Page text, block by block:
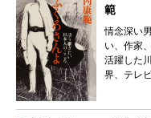
範
情念深い
い、作家
活躍した
界、テレ